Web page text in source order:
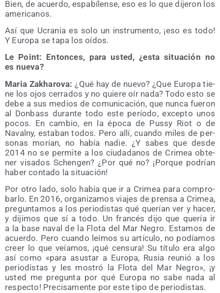
Bien, de acuer­do, espa­bí­len­se, eso es lo que dije­ron los
americanos.
Así que Ucra­nia es solo un ins­tru­men­to, ¡eso es todo!
Y Euro­pa se tapa los oídos.
Le Point: Enton­ces, para usted, ¿esta situa­ción no
es nueva?
Maria Zakha­ro­va: ¿Qué hay de nue­vo? ¿Que Euro­pa tie­
ne los ojos cerra­dos y no quie­re oír nada? Todo esto se
debe a sus medios de comu­ni­ca­ción, que nun­ca fue­ron
al Don­bass duran­te todo este perío­do, excep­to unos
pocos. En cam­bio, en la épo­ca de Pussy Riot o de
Navalny, esta­ban todos. Pero allí, cuan­do miles de per­
so­nas morían, no había nadie. ¿Y sabes que des­de
2014 no se per­mi­te a los ciu­da­da­nos de Cri­mea obte­
ner visa­dos Schen­gen? ¿Por qué no? ¡Por­que podrían
haber con­ta­do la situación!
Por otro lado, solo había que ir a Cri­mea para com­pro­
bar­lo. En 2016, orga­ni­za­mos via­jes de pren­sa a Cri­mea,
pre­gun­ta­mos a los perio­dis­tas qué que­rían ver y hacer,
y diji­mos que sí a todo. Un fran­cés dijo que que­ría ir
a la base naval de la Flo­ta del Mar Negro. Esta­mos de
acuer­do. Pero cuan­do leí­mos su artícu­lo, no podía­mos
creer lo que veía­mos, ¡qué cen­su­ra! Su títu­lo era algo
así como «para asus­tar a Euro­pa, Rusia reu­nió a los
perio­dis­tas y les mos­tró la Flo­ta del Mar Negro», ¡y
usted me pre­gun­ta por qué Euro­pa no sabe nada al
res­pec­to! Pre­ci­sa­men­te por este tipo de periodistas.